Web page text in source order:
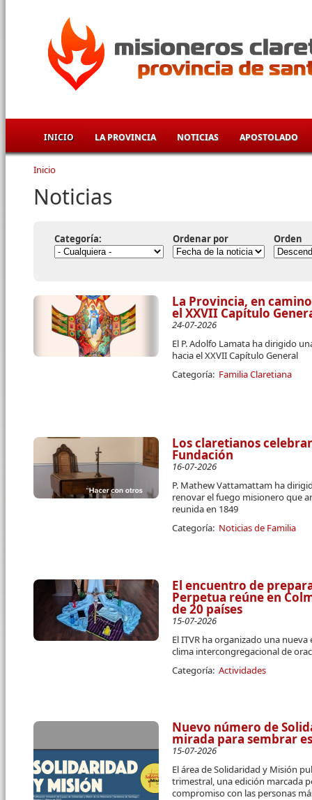
INICIO LA PROVINCIA NOTICIAS APOSTOLADO
Se encuentra usted aquí
Inicio
Noticias
Categoría: Ordenar por Orden
La Provincia, en
el XXVII Capítulo
24-07-2026
El P. Adolfo Lamata ha dirigido
hacia el XXVII Capítulo General
Categoría: Familia Claretiana
Los claretianos
Fundación
16-07-2026
P. Mathew Vattamattam ha
renovar el fuego misionero que
reunida en 1849
Categoría: Noticias de Familia
El encuentro de
Perpetua reúne en
de 20 países
15-07-2026
El ITVR ha organizado una
clima intercongregacional de
Categoría: Actividades
Nuevo número de
mirada para sembrar
15-07-2026
El área de Solidaridad y Misión
trimestral, una edición marcada
compromiso con las personas